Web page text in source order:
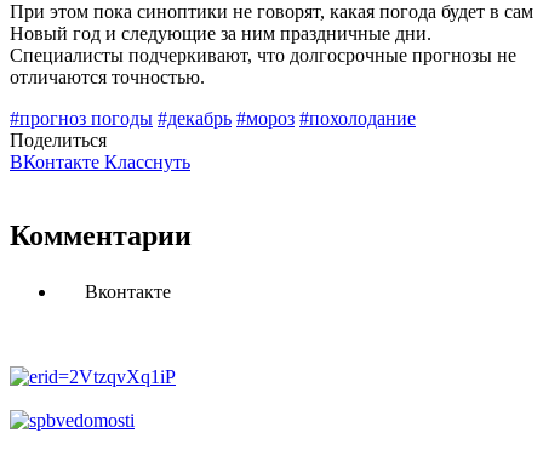
При этом пока синоптики не говорят, какая погода будет в сам
Новый год и следующие за ним праздничные дни.
Специалисты подчеркивают, что долгосрочные прогнозы не
отличаются точностью.
#прогноз погоды #декабрь #мороз #похолодание
Поделиться
ВКонтакте Класснуть
Комментарии
Вконтакте